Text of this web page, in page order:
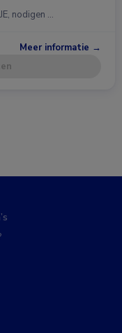
nodigen …
Meer informatie →